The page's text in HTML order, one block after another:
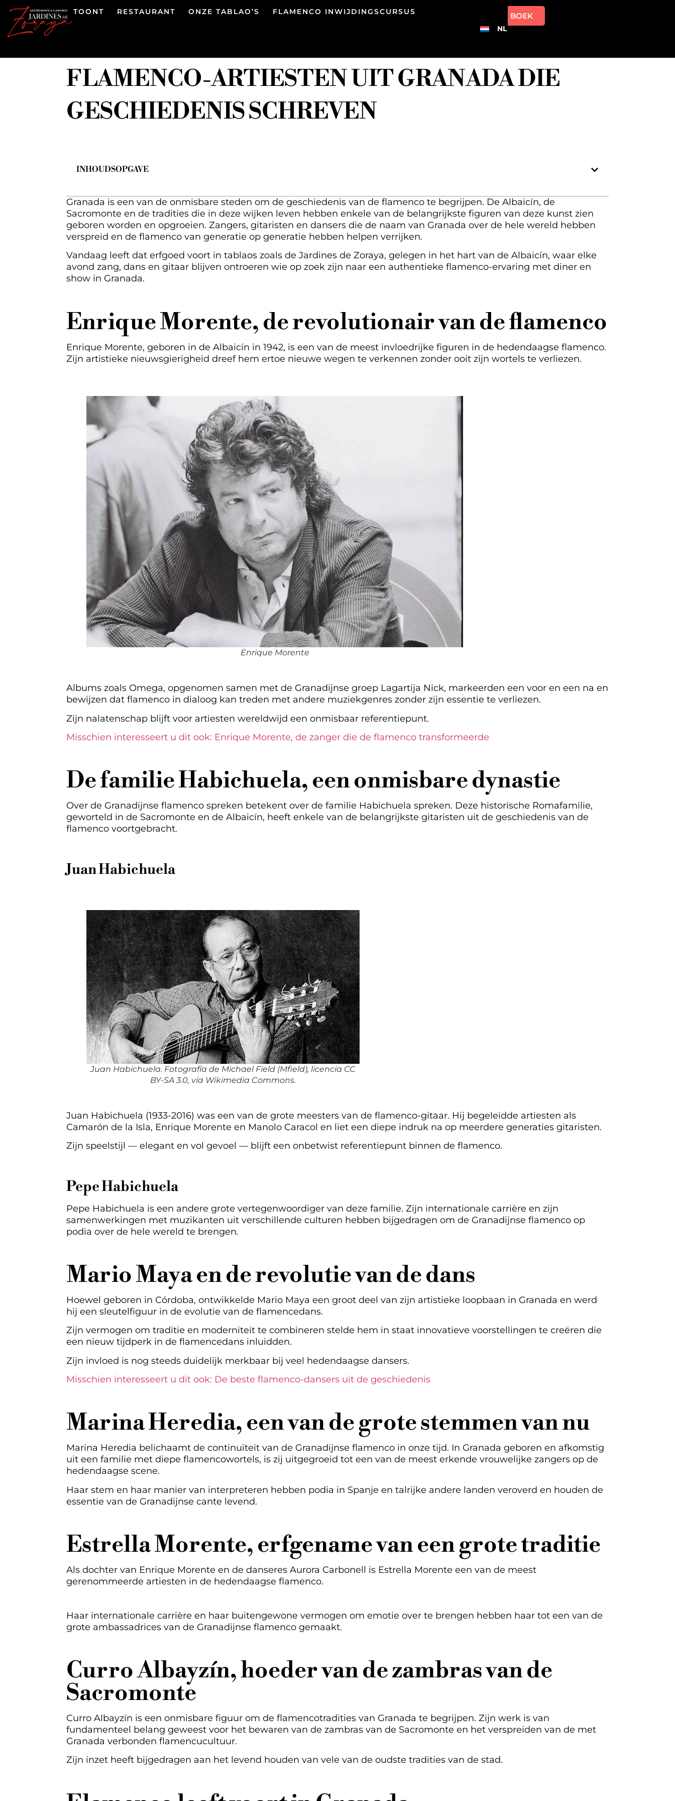
TOONT RESTAURANT ONZE TABLAO’S
FLAMENCO INWIJDINGSCURSUS
NL
BOEK
FLAMENCO-ARTIESTEN UIT GRANADA DIE
GESCHIEDENIS SCHREVEN
INHOUDSOPGAVE
Granada is een van de onmisbare steden om de geschiedenis van de flamenco te begrijpen. De Albaicín, de
Sacromonte en de tradities die in deze wijken leven hebben enkele van de belangrijkste figuren van deze kunst zien
geboren worden en opgroeien. Zangers, gitaristen en dansers die de naam van Granada over de hele wereld hebben
verspreid en de flamenco van generatie op generatie hebben helpen verrijken.
Vandaag leeft dat erfgoed voort in tablaos zoals de Jardines de Zoraya, gelegen in het hart van de Albaicín, waar elke
avond zang, dans en gitaar blijven ontroeren wie op zoek zijn naar een authentieke flamenco-ervaring met diner en
show in Granada.
Enrique Morente, de revolutionair van de flamenco
Enrique Morente, geboren in de Albaicín in 1942, is een van de meest invloedrijke figuren in de hedendaagse flamenco.
Zijn artistieke nieuwsgierigheid dreef hem ertoe nieuwe wegen te verkennen zonder ooit zijn wortels te verliezen.
Enrique Morente
Albums zoals Omega, opgenomen samen met de Granadijnse groep Lagartija Nick, markeerden een voor en een na en
bewijzen dat flamenco in dialoog kan treden met andere muziekgenres zonder zijn essentie te verliezen.
Zijn nalatenschap blijft voor artiesten wereldwijd een onmisbaar referentiepunt.
Misschien interesseert u dit ook: Enrique Morente, de zanger die de flamenco transformeerde
De familie Habichuela, een onmisbare dynastie
Over de Granadijnse flamenco spreken betekent over de familie Habichuela spreken. Deze historische Romafamilie,
geworteld in de Sacromonte en de Albaicín, heeft enkele van de belangrijkste gitaristen uit de geschiedenis van de
flamenco voortgebracht.
Juan Habichuela
Juan Habichuela. Fotografía de Michael Field (Mfield), licencia CC
BY-SA 3.0, vía Wikimedia Commons.
Juan Habichuela (1933-2016) was een van de grote meesters van de flamenco-gitaar. Hij begeleidde artiesten als
Camarón de la Isla, Enrique Morente en Manolo Caracol en liet een diepe indruk na op meerdere generaties gitaristen.
Zijn speelstijl — elegant en vol gevoel — blijft een onbetwist referentiepunt binnen de flamenco.
Pepe Habichuela
Pepe Habichuela is een andere grote vertegenwoordiger van deze familie. Zijn internationale carrière en zijn
samenwerkingen met muzikanten uit verschillende culturen hebben bijgedragen om de Granadijnse flamenco op
podia over de hele wereld te brengen.
Mario Maya en de revolutie van de dans
Hoewel geboren in Córdoba, ontwikkelde Mario Maya een groot deel van zijn artistieke loopbaan in Granada en werd
hij een sleutelfiguur in de evolutie van de flamencedans.
Zijn vermogen om traditie en moderniteit te combineren stelde hem in staat innovatieve voorstellingen te creëren die
een nieuw tijdperk in de flamencedans inluidden.
Zijn invloed is nog steeds duidelijk merkbaar bij veel hedendaagse dansers.
Misschien interesseert u dit ook: De beste flamenco-dansers uit de geschiedenis
Marina Heredia, een van de grote stemmen van nu
Marina Heredia belichaamt de continuïteit van de Granadijnse flamenco in onze tijd. In Granada geboren en afkomstig
uit een familie met diepe flamencowortels, is zij uitgegroeid tot een van de meest erkende vrouwelijke zangers op de
hedendaagse scene.
Haar stem en haar manier van interpreteren hebben podia in Spanje en talrijke andere landen veroverd en houden de
essentie van de Granadijnse cante levend.
Estrella Morente, erfgename van een grote traditie
Als dochter van Enrique Morente en de danseres Aurora Carbonell is Estrella Morente een van de meest
gerenommeerde artiesten in de hedendaagse flamenco.
Haar internationale carrière en haar buitengewone vermogen om emotie over te brengen hebben haar tot een van de
grote ambassadrices van de Granadijnse flamenco gemaakt.
Curro Albayzín, hoeder van de zambras van de
Sacromonte
Curro Albayzín is een onmisbare figuur om de flamencotradities van Granada te begrijpen. Zijn werk is van
fundamenteel belang geweest voor het bewaren van de zambras van de Sacromonte en het verspreiden van de met
Granada verbonden flamencucultuur.
Zijn inzet heeft bijgedragen aan het levend houden van vele van de oudste tradities van de stad.